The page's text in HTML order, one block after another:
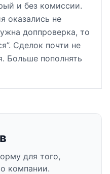
и без комиссии.
оказались не
доппроверка, то
Сделок почти не
Больше пополнять
для того,
компании.